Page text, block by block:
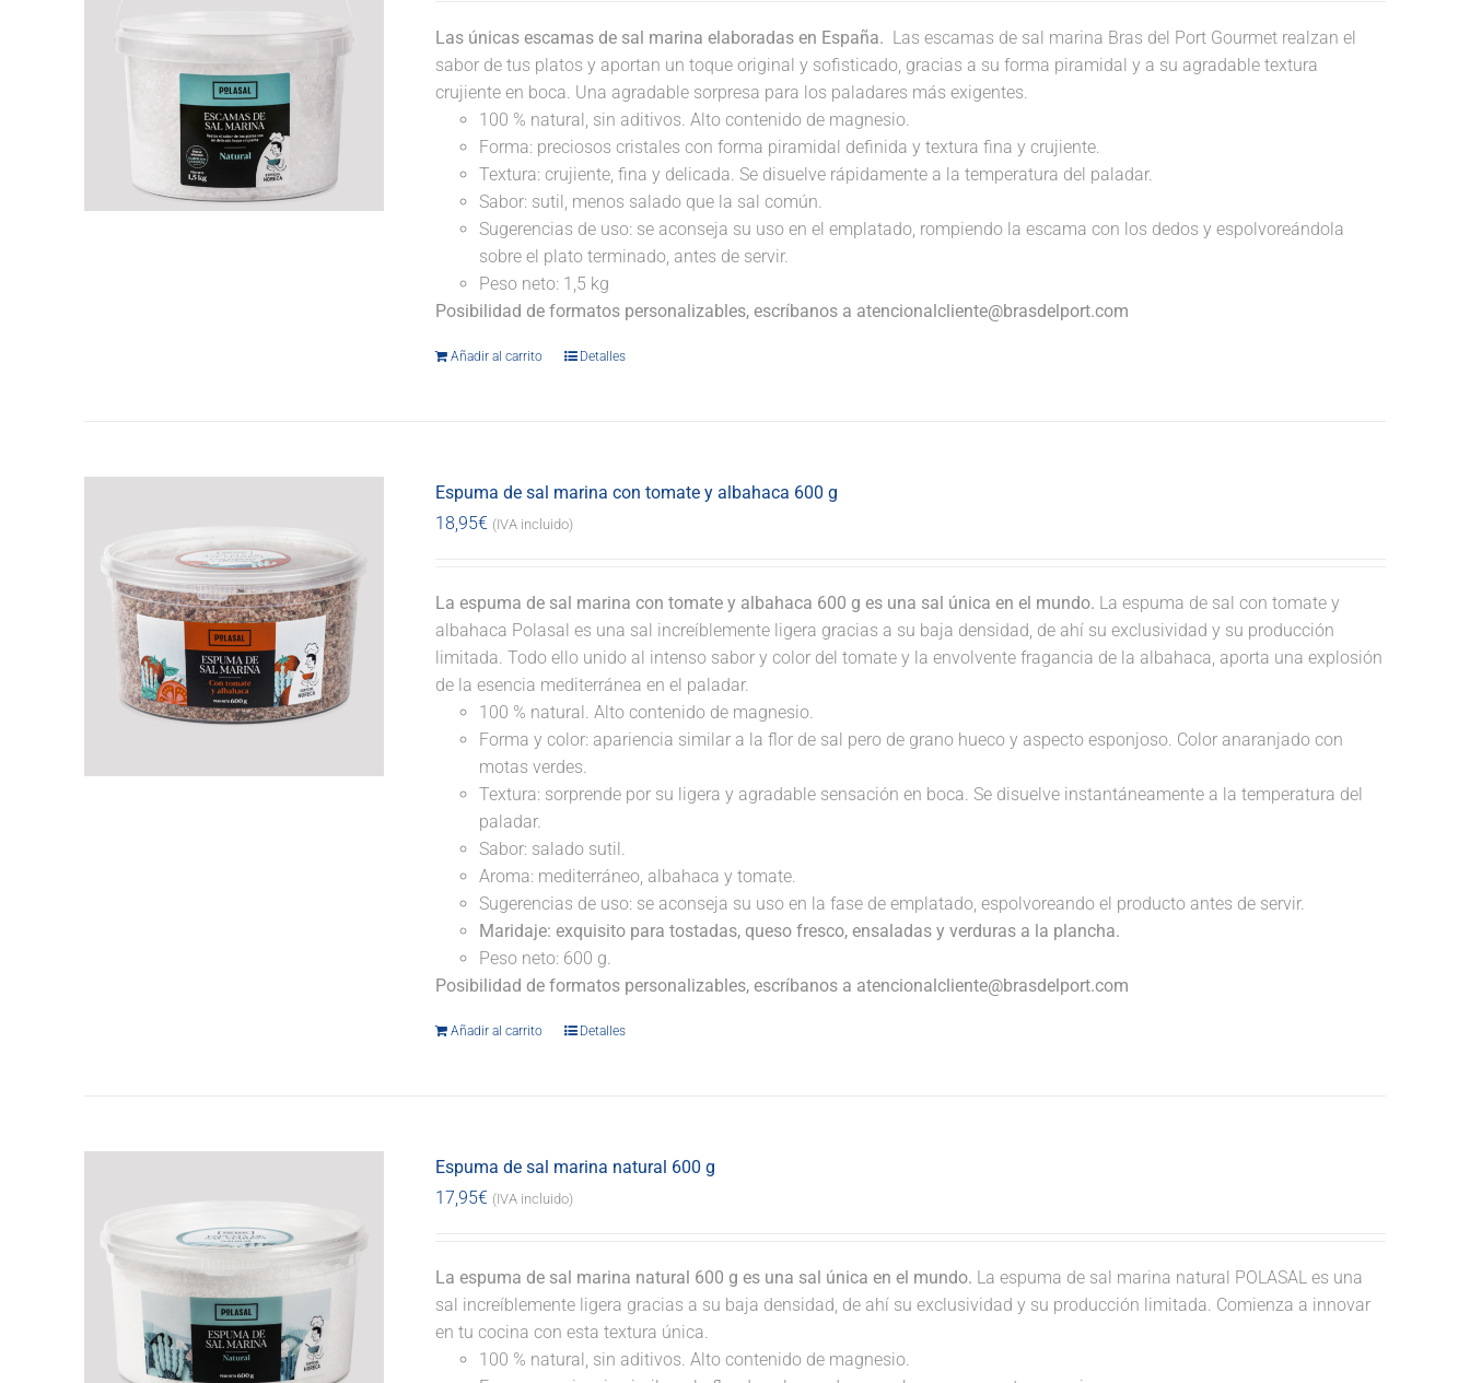
Las únicas escamas de sal marina elaboradas en España. Las escamas de sal marina Bras del Port Gourmet realzan el
sabor de tus platos y aportan un toque original y sofisticado, gracias a su forma piramidal y a su agradable textura
crujiente en boca. Una agradable sorpresa para los paladares más exigentes.
100 % natural, sin aditivos. Alto contenido de magnesio.
Forma: preciosos cristales con forma piramidal definida y textura fina y crujiente.
Textura: crujiente, fina y delicada. Se disuelve rápidamente a la temperatura del paladar.
Sabor: sutil, menos salado que la sal común.
Sugerencias de uso: se aconseja su uso en el emplatado, rompiendo la escama con los dedos y espolvoreándola
sobre el plato terminado, antes de servir.
Peso neto: 1,5 kg
Posibilidad de formatos personalizables, escríbanos a atencionalcliente@brasdelport.com
Añadir al carrito Detalles
Espuma de sal marina con tomate y albahaca 600 g
18,95€ (IVA incluido)
La espuma de sal marina con tomate y albahaca 600 g es una sal única en el mundo. La espuma de sal con tomate y
albahaca Polasal es una sal increíblemente ligera gracias a su baja densidad, de ahí su exclusividad y su producción
limitada. Todo ello unido al intenso sabor y color del tomate y la envolvente fragancia de la albahaca, aporta una explosión
de la esencia mediterránea en el paladar.
100 % natural. Alto contenido de magnesio.
Forma y color: apariencia similar a la flor de sal pero de grano hueco y aspecto esponjoso. Color anaranjado con
motas verdes.
Textura: sorprende por su ligera y agradable sensación en boca. Se disuelve instantáneamente a la temperatura del
paladar.
Sabor: salado sutil.
Aroma: mediterráneo, albahaca y tomate.
Sugerencias de uso: se aconseja su uso en la fase de emplatado, espolvoreando el producto antes de servir.
Maridaje: exquisito para tostadas, queso fresco, ensaladas y verduras a la plancha.
Peso neto: 600 g.
Posibilidad de formatos personalizables, escríbanos a atencionalcliente@brasdelport.com
Añadir al carrito Detalles
Espuma de sal marina natural 600 g
17,95€ (IVA incluido)
La espuma de sal marina natural 600 g es una sal única en el mundo. La espuma de sal marina natural POLASAL es una
sal increíblemente ligera gracias a su baja densidad, de ahí su exclusividad y su producción limitada. Comienza a innovar
en tu cocina con esta textura única.
100 % natural, sin aditivos. Alto contenido de magnesio.